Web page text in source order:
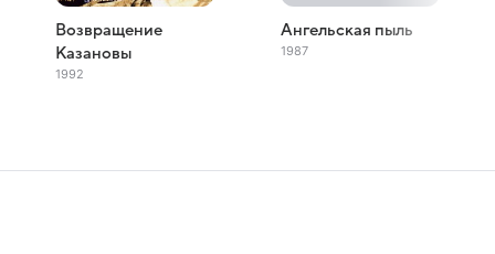
Возвращение
Казановы
1992
Ангельская пыль
1987